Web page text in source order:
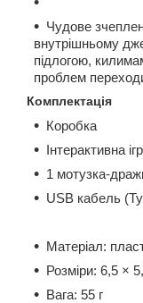
Чудове
внутрішньому
підлогою,
проблем
Комплектація
Коробка
Інтерактивна
1 мотузка-
USB кабель
Матеріал:
Розміри: 6,5 ×
Вага: 55 г